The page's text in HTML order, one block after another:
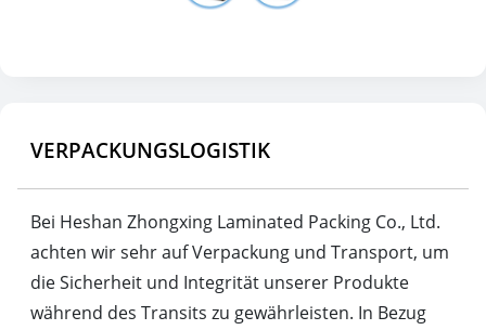
VERPACKUNGSLOGISTIK
Bei Heshan Zhongxing Laminated Packing Co., Ltd.
achten wir sehr auf Verpackung und Transport, um
die Sicherheit und Integrität unserer Produkte
während des Transits zu gewährleisten. In Bezug